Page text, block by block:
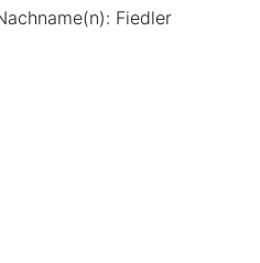
Fiedler